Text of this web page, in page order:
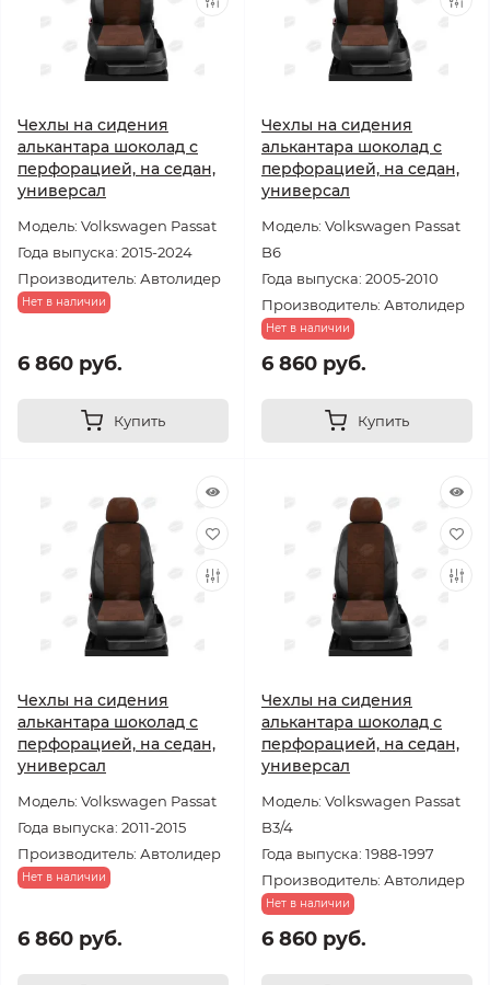
Чехлы на сидения
алькантара шоколад с
перфорацией, на седан,
универсал
Модель: Volkswagen Passat
Года выпуска: 2015-2024
Производитель: Автолидер
Нет в наличии
6 860 руб.
Купить
Чехлы на сидения
алькантара шоколад с
перфорацией, на седан,
универсал
Модель: Volkswagen Passat
B6
Года выпуска: 2005-2010
Производитель: Автолидер
Нет в наличии
6 860 руб.
Купить
Чехлы на сидения
алькантара шоколад с
перфорацией, на седан,
универсал
Модель: Volkswagen Passat
Года выпуска: 2011-2015
Производитель: Автолидер
Нет в наличии
6 860 руб.
Чехлы на сидения
алькантара шоколад с
перфорацией, на седан,
универсал
Модель: Volkswagen Passat
B3/4
Года выпуска: 1988-1997
Производитель: Автолидер
Нет в наличии
6 860 руб.